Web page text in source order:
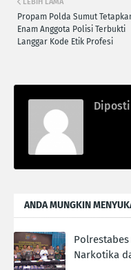
LEBIH LAMA
Propam Polda Sumut
Enam Anggota Polisi Terbukti
Langgar Kode Etik Profesi
ANDA MUNGKIN
Narkotika